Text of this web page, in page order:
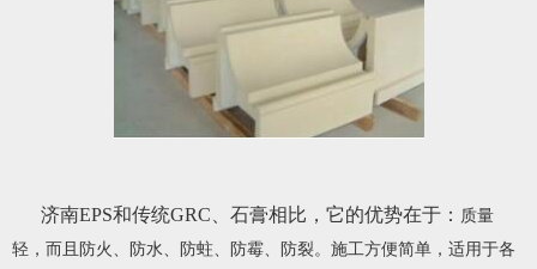
济南EPS和传统GRC、石膏相比，它的优势在于： 质量
轻，而且防火、防水、防蛀、防霉、防裂。施工方便简单，适用于各